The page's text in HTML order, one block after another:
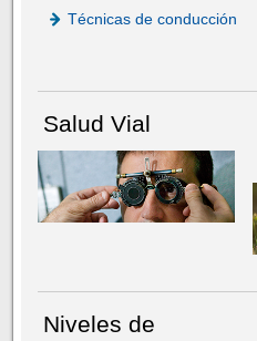
Técnicas de conducción
Salud Vial
Niveles de